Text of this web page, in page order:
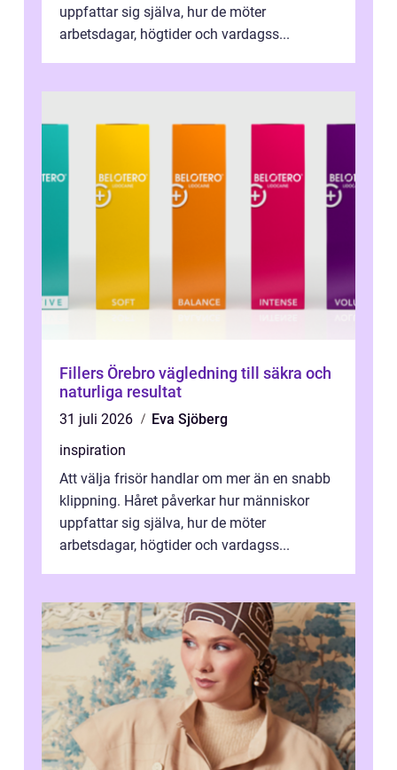
uppfattar sig själva, hur de möter
arbetsdagar, högtider och vardagss...
Fillers Örebro vägledning till säkra och
naturliga resultat
31 juli 2026
Eva Sjöberg
inspiration
Att välja frisör handlar om mer än en snabb
klippning. Håret påverkar hur människor
uppfattar sig själva, hur de möter
arbetsdagar, högtider och vardagss...